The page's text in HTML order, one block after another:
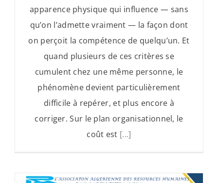
apparence physique qui influence — sans
qu’on l’admette vraiment — la façon dont
on perçoit la compétence de quelqu’un. Et
quand plusieurs de ces critères se
cumulent chez une même personne, le
phénomène devient particulièrement
difficile à repérer, et plus encore à
corriger. Sur le plan organisationnel, le
coût est [...]